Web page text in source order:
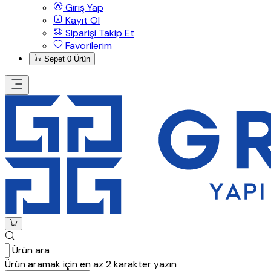
Giriş Yap
Kayıt Ol
Siparişi Takip Et
Favorilerim
Sepet 0 Ürün
Ürün ara
Ürün aramak için en az 2 karakter yazın